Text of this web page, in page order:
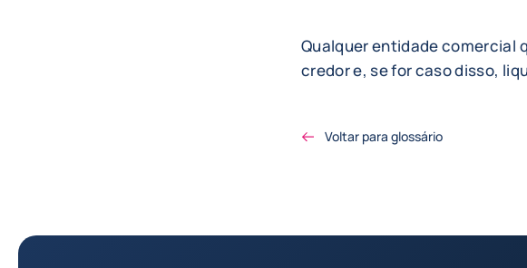
Qualquer entidade comercial
credor e, se for caso disso,
Voltar para glossário